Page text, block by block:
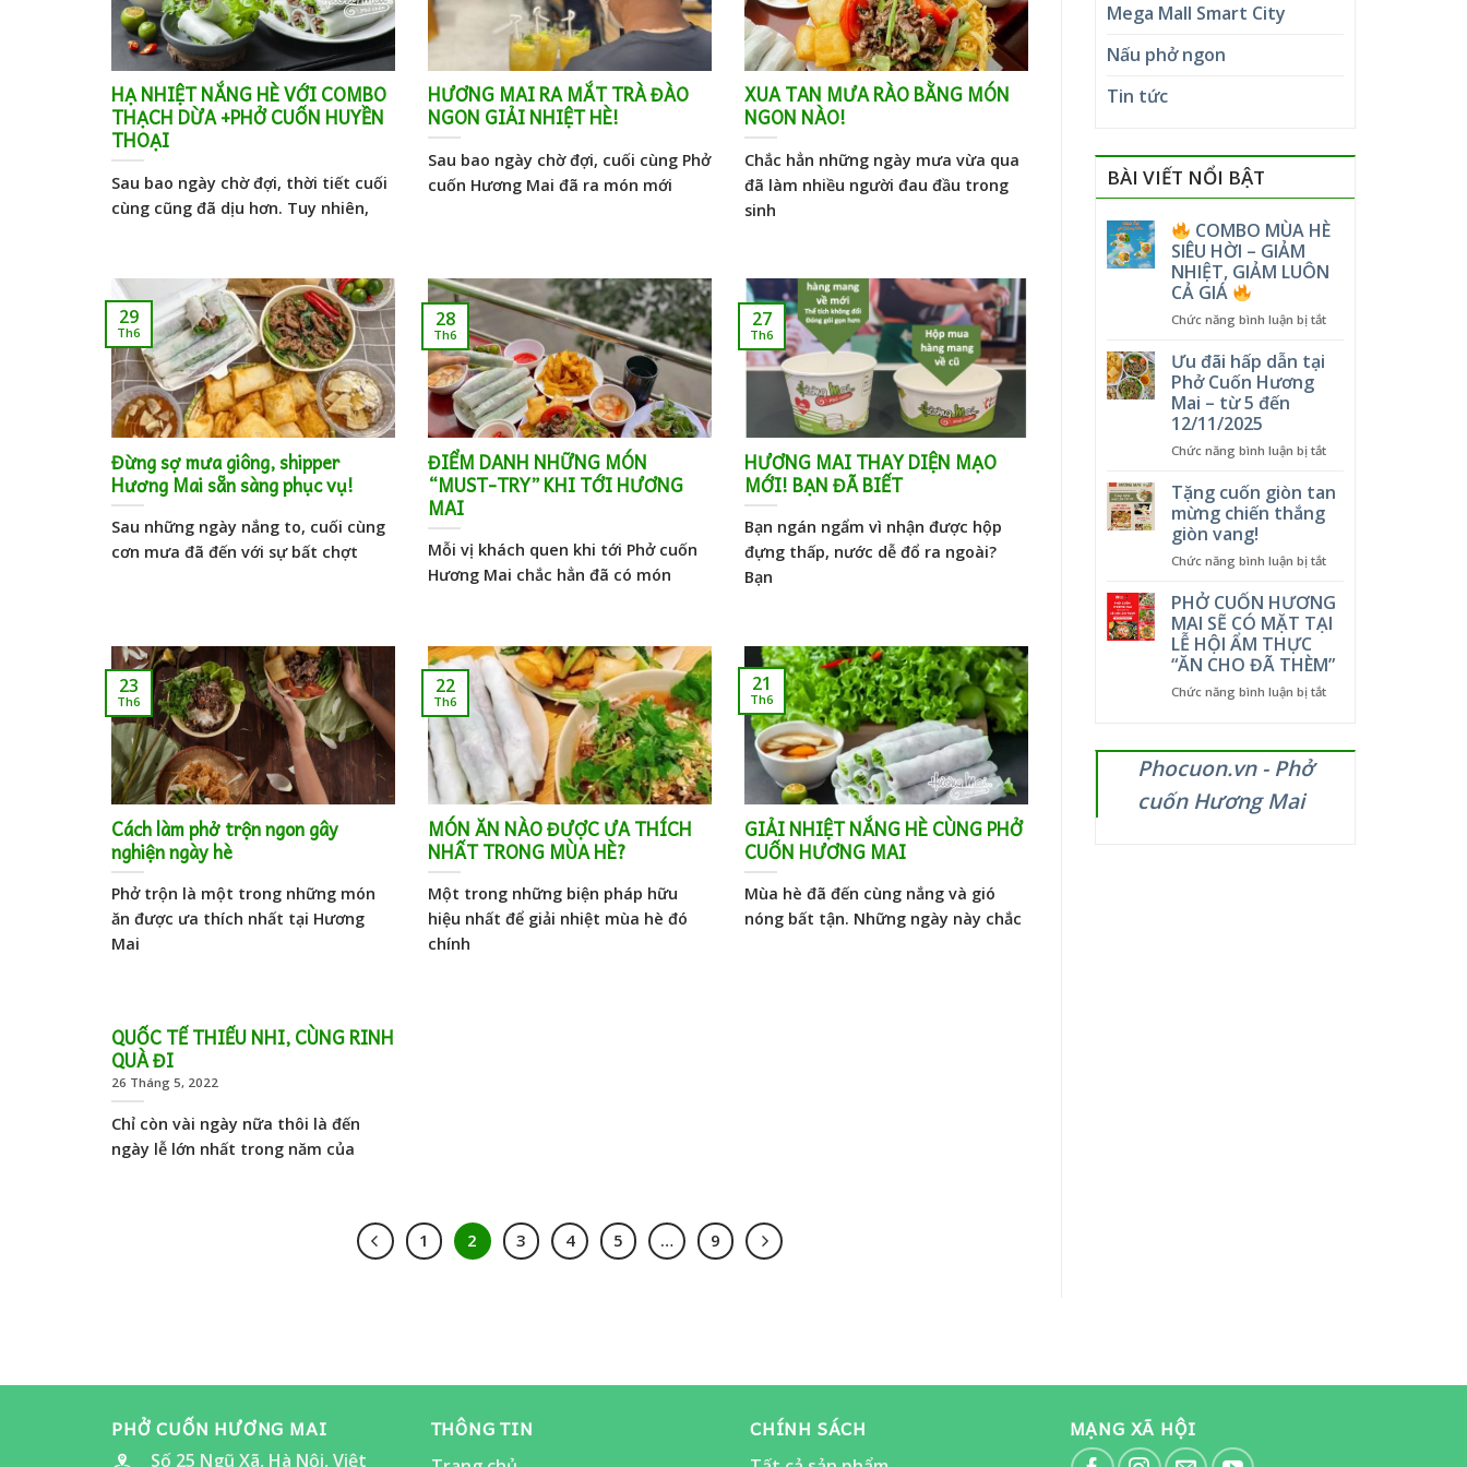
HẠ NHIỆT NẮNG HÈ VỚI COMBO
THẠCH DỪA +PHỞ CUỐN HUYỀN
THOẠI
Sau bao ngày chờ đợi, thời tiết cuối
cùng cũng đã dịu hơn. Tuy nhiên,
HƯƠNG MAI RA MẮT TRÀ ĐÀO
NGON GIẢI NHIỆT HÈ!
Sau bao ngày chờ đợi, cuối cùng Phở
cuốn Hương Mai đã ra món mới
XUA TAN MƯA RÀO BẰNG MÓN
NGON NÀO!
Chắc hẳn những ngày mưa vừa qua
đã làm nhiều người đau đầu trong
sinh
Đừng sợ mưa giông, shipper
Hương Mai sẵn sàng phục vụ!
Sau những ngày nắng to, cuối cùng
cơn mưa đã đến với sự bất chợt
29
Th6
ĐIỂM DANH NHỮNG MÓN
“MUST-TRY” KHI TỚI HƯƠNG
MAI
Mỗi vị khách quen khi tới Phở cuốn
Hương Mai chắc hẳn đã có món
28
Th6
HƯƠNG MAI THAY DIỆN MẠO
MỚI! BẠN ĐÃ BIẾT
Bạn ngán ngẩm vì nhận được hộp
đựng thấp, nước dễ đổ ra ngoài?
Bạn
27
Th6
Cách làm phở trộn ngon gây
nghiện ngày hè
Phở trộn là một trong những món
ăn được ưa thích nhất tại Hương
Mai
23
Th6
MÓN ĂN NÀO ĐƯỢC ƯA THÍCH
NHẤT TRONG MÙA HÈ?
Một trong những biện pháp hữu
hiệu nhất để giải nhiệt mùa hè đó
chính
22
Th6
GIẢI NHIỆT NẮNG HÈ CÙNG PHỞ
CUỐN HƯƠNG MAI
Mùa hè đã đến cùng nắng và gió
nóng bất tận. Những ngày này chắc
21
Th6
QUỐC TẾ THIẾU NHI, CÙNG RINH
QUÀ ĐI
26 Tháng 5, 2022
Chỉ còn vài ngày nữa thôi là đến
ngày lễ lớn nhất trong năm của
1 2 3 4 5 … 9
Mega Mall Smart City
Nấu phở ngon
Tin tức
BÀI VIẾT NỔI BẬT
COMBO MÙA HÈ
SIÊU HỜI – GIẢM
NHIỆT, GIẢM LUÔN
CẢ GIÁ
Chức năng bình luận bị tắtở
–
NHIỆT,
GIẢM
GIÁ
Ưu đãi hấp dẫn tại
Phở Cuốn Hương
Mai – từ 5 đến
12/11/2025
Chức năng bình luận bị tắtở
đãi
Phở
Hương
Mai
–
5
đến
Tặng cuốn giòn tan
mừng chiến thắng
giòn vang!
Chức năng bình luận bị tắtở
cuốn
giòn
tan
chiến
thắng
PHỞ CUỐN HƯƠNG
MAI SẼ CÓ MẶT TẠI
LỄ HỘI ẨM THỰC
“ĂN CHO ĐÃ THÈM”
Chức năng bình luận bị tắtở
HƯƠNG
Phocuon.vn - Phở
cuốn Hương Mai
PHỞ CUỐN HƯƠNG MAI
Số 25 Ngũ Xã, Hà Nội, Việt
THÔNG TIN CHÍNH SÁCH MẠNG XÃ HỘI